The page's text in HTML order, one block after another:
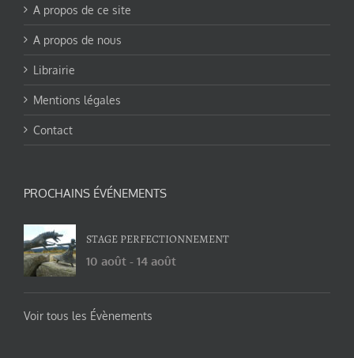
A propos de ce site
A propos de nous
Librairie
Mentions légales
Contact
PROCHAINS ÉVÉNEMENTS
STAGE PERFECTIONNEMENT
10 août - 14 août
Voir tous les Évènements